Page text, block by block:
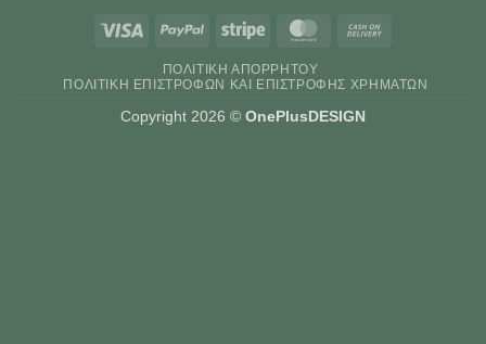
Visa PayPal Stripe MasterCard
Delivery
ΠΟΛΙΤΙΚΉ ΑΠΟΡΡΉΤΟΥ
ΠΟΛΙΤΙΚΉ ΕΠΙΣΤΡΟΦΏΝ ΚΑΙ ΕΠΙΣΤΡΟΦΉΣ ΧΡΗΜΆΤΩΝ
Copyright 2026 © OnePlusDESIGN